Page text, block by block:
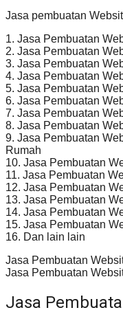
Jasa pembuatan
1. Jasa Pembuatan
2. Jasa Pembuatan
3. Jasa Pembuatan
4. Jasa Pembuatan
5. Jasa Pembuatan
6. Jasa Pembuatan
7. Jasa Pembuatan
8. Jasa Pembuatan
9. Jasa Pembuatan
Rumah
10. Jasa Pembuatan
11. Jasa Pembuatan
12. Jasa Pembuatan
13. Jasa Pembuatan
14. Jasa Pembuatan
15. Jasa Pembuatan
16. Dan lain lain
Jasa Pembuatan
Jasa Pembuatan
Jasa